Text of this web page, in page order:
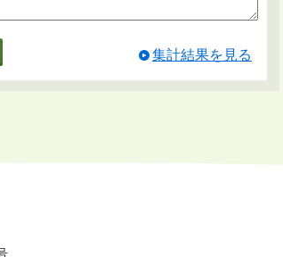
集計結果を見る